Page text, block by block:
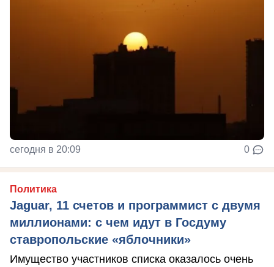
сегодня в 20:09 0
Политика
Jaguar, 11 счетов и программист с двумя
миллионами: с чем идут в Госдуму
ставропольские «яблочники»
Имущество участников списка оказалось очень